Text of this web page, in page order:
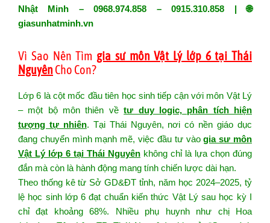
Nhật Minh – 0968.974.858 – 0915.310.858 | 🌐
giasunhatminh.vn
Vì Sao Nên Tìm gia sư môn Vật Lý lớp 6 tại Thái
NguyênCho Con?
Lớp 6 là cột mốc đầu tiên học sinh tiếp cận với môn Vật Lý
– một bộ môn thiên vềtư duy logic, phân tích hiện
tượng tự nhiên. Tại Thái Nguyên, nơi có nền giáo dục
đang chuyển mình mạnh mẽ, việc đầu tư vàogia sư môn
Vật Lý lớp 6 tại Thái Nguyên không chỉ là lựa chọn đúng
đắn mà còn là hành động mang tính chiến lược dài hạn.
Theo thống kê từ Sở GD&ĐT tỉnh, năm học 2024–2025, tỷ
lệ học sinh lớp 6 đạt chuẩn kiến thức Vật Lý sau học kỳ I
chỉ đạt khoảng 68%. Nhiều phụ huynh như chị Hoa